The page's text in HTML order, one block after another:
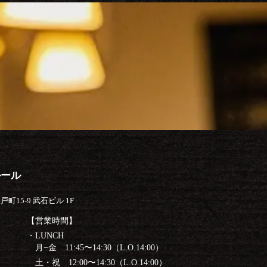
ル
町15-9 武石ビル 1F
【営業時間】
・LUNCH
月−金 11:45〜14:30（L.O.14:00）
土・祝 12:00〜14:30（L.O.14:00）